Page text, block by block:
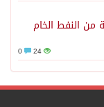
من النفط الخام
24